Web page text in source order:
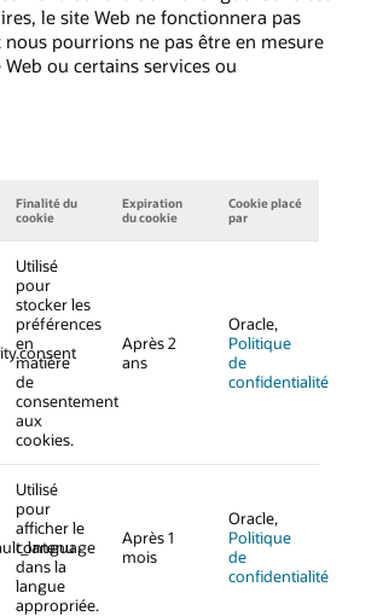
le site Web ne fonctionnera pas
pourrions ne pas être en mesure
ou certains services ou
Finalité du
cookie
Expiration
du cookie
Cookie placé
par
Utilisé
pour
stocker les
préférences
en
matière
de
consentement
aux
cookies.
Après 2
ans
Oracle,
Politique
de
confidentialité
Utilisé
pour
afficher le
contenu
dans la
langue
appropriée.
Après 1
mois
Oracle,
Politique
de
confidentialité